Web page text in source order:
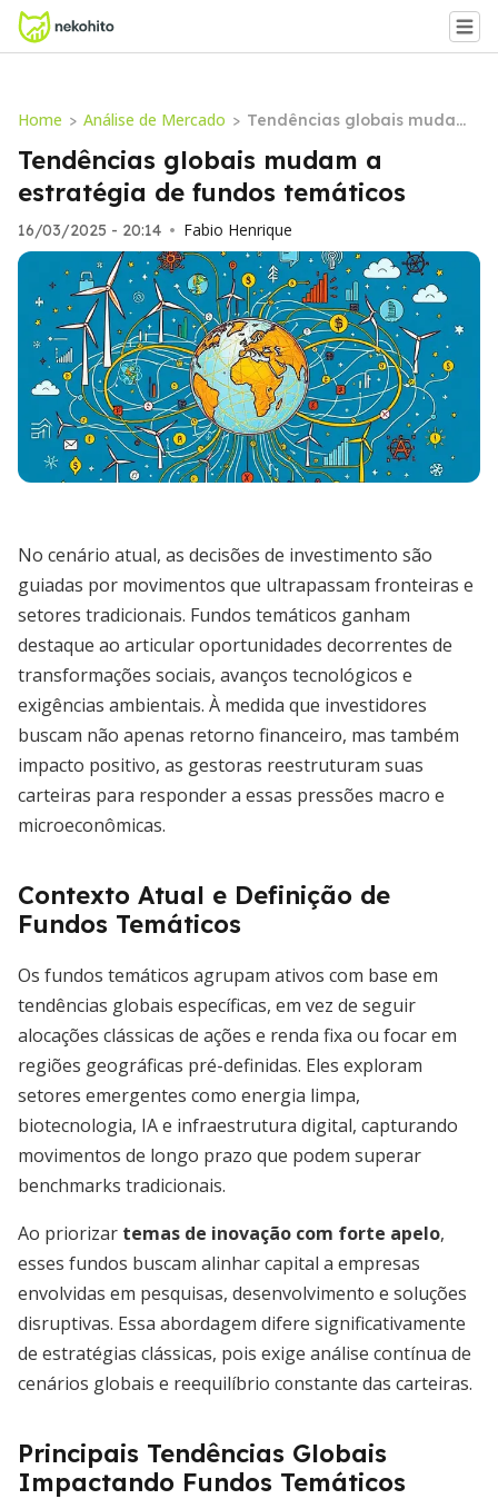
Home > Análise de Mercado > Tendências globais mudam
a estratégia de fundos tem
áticos
Tendências globais mudam a
estratégia de fundos temáticos
16/03/2025 - 20:14 • Fabio Henrique
No cenário atual, as decisões de investimento são
guiadas por movimentos que ultrapassam fronteiras e
setores tradicionais. Fundos temáticos ganham
destaque ao articular oportunidades decorrentes de
transformações sociais, avanços tecnológicos e
exigências ambientais. À medida que investidores
buscam não apenas retorno financeiro, mas também
impacto positivo, as gestoras reestruturam suas
carteiras para responder a essas pressões macro e
microeconômicas.
Contexto Atual e Definição de
Fundos Temáticos
Os fundos temáticos agrupam ativos com base em
tendências globais específicas, em vez de seguir
alocações clássicas de ações e renda fixa ou focar em
regiões geográficas pré-definidas. Eles exploram
setores emergentes como energia limpa,
biotecnologia, IA e infraestrutura digital, capturando
movimentos de longo prazo que podem superar
benchmarks tradicionais.
Ao priorizar temas de inovação com forte apelo,
esses fundos buscam alinhar capital a empresas
envolvidas em pesquisas, desenvolvimento e soluções
disruptivas. Essa abordagem difere significativamente
de estratégias clássicas, pois exige análise contínua de
cenários globais e reequilíbrio constante das carteiras.
Principais Tendências Globais
Impactando Fundos Temáticos